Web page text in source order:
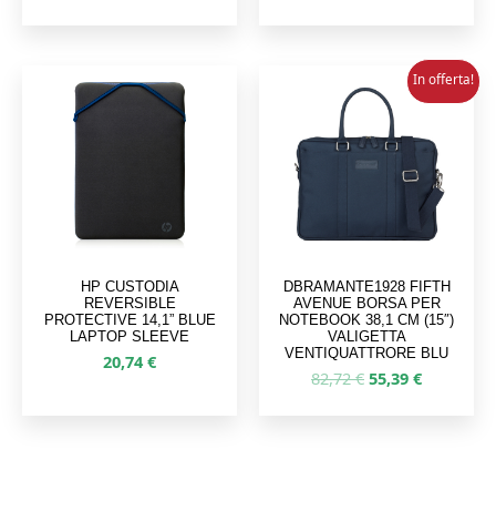
82,72 €.47,46 €.
HP CUSTODIA
REVERSIBLE
PROTECTIVE 14,1” BLUE
LAPTOP SLEEVE
20,74 €
In offerta!
DBRAMANTE1928 FIFTH
AVENUE BORSA PER
NOTEBOOK 38,1 CM (15″)
VALIGETTA
VENTIQUATTRORE BLU
82,72€ Il
55,39 €Il